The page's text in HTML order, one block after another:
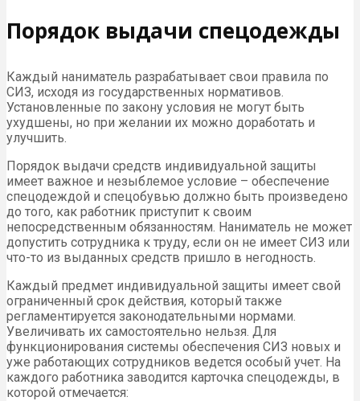
Порядок выдачи спецодежды
Каждый наниматель разрабатывает свои правила по
СИЗ, исходя из государственных нормативов.
Установленные по закону условия не могут быть
ухудшены, но при желании их можно доработать и
улучшить.
Порядок выдачи средств индивидуальной защиты
имеет важное и незыблемое условие – обеспечение
спецодеждой и спецобувью должно быть произведено
до того, как работник приступит к своим
непосредственным обязанностям. Наниматель не может
допустить сотрудника к труду, если он не имеет СИЗ или
что-то из выданных средств пришло в негодность.
Каждый предмет индивидуальной защиты имеет свой
ограниченный срок действия, который также
регламентируется законодательными нормами.
Увеличивать их самостоятельно нельзя. Для
функционирования системы обеспечения СИЗ новых и
уже работающих сотрудников ведется особый учет. На
каждого работника заводится карточка спецодежды, в
которой отмечается: